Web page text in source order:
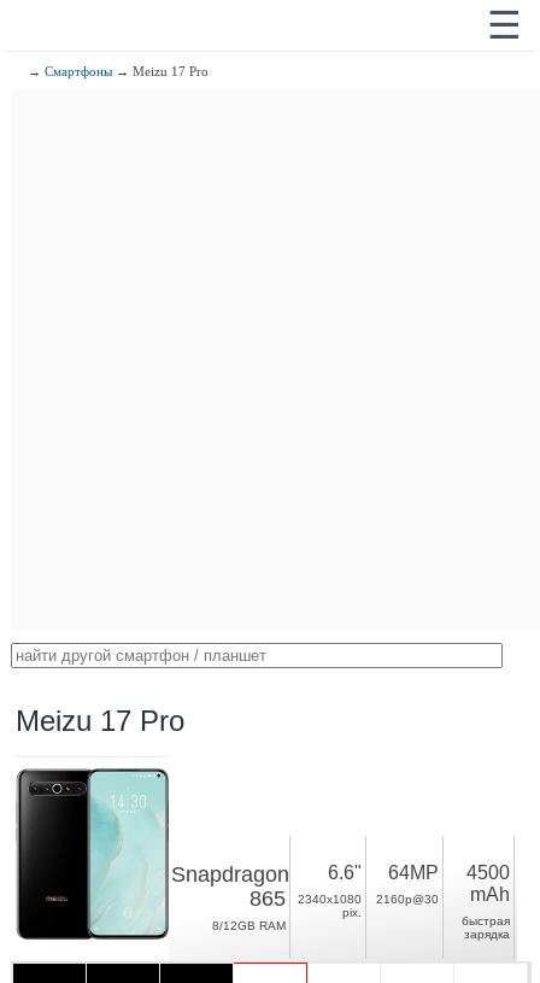
☰
→Смартфоны → Meizu 17 Pro
Meizu 17 Pro
Snapdragon
865
8/12GB RAM
6.6"
2340x1080
pix.
64MP
2160p@30
4500
mAh
быстрая
зарядка